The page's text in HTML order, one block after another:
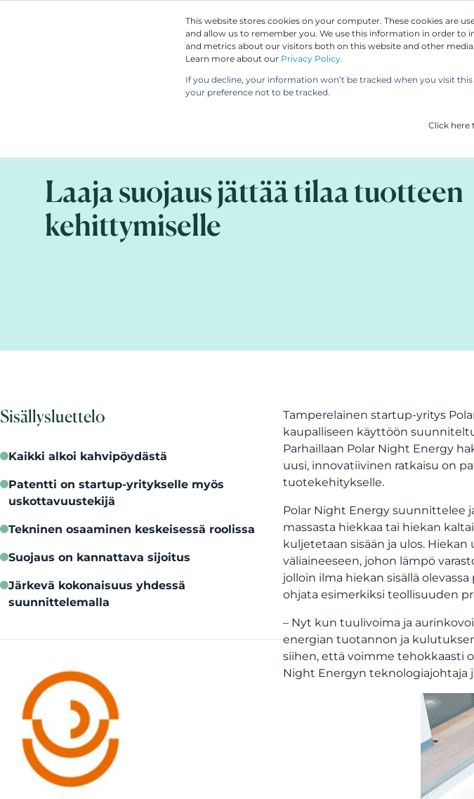
This website stores cookies on your computer. These cookies are
and allow us to remember you. We use this information in order
and metrics about our visitors both on this website and other
Learn more about our Privacy Policy.
If you decline, your information won’t be tracked when you visit
your preference not to be tracked.
Click here
Asiantuntijamme
Laaja suojaus jättää tilaa tuotteen
kehittymiselle
Sisällysluettelo
Kaikki alkoi kahvipöydästä
Patentti on startup-yritykselle myös
uskottavuustekijä
Tekninen osaaminen keskeisessä roolissa
Suojaus on kannattava sijoitus
Järkevä kokonaisuus yhdessä
suunnittelemalla
Tamperelainen startup-yritys
kaupalliseen käyttöön
Parhaillaan Polar Night Energy
uusi, innovatiivinen ratkaisu on
tuotekehitykselle.
Polar Night Energy suunnittelee
massasta hiekkaa tai hiekan
kuljetetaan sisään ja ulos.
väliaineeseen, johon lämpö
jolloin ilma hiekan sisällä
ohjata esimerkiksi teollisuuden
– Nyt kun tuulivoima ja
energian tuotannon ja
siihen, että voimme tehokkaasti
Night Energyn teknologiajohtaja